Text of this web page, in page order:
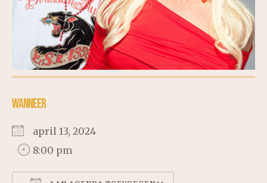
WANNEER
april 13, 2024
8:00 pm